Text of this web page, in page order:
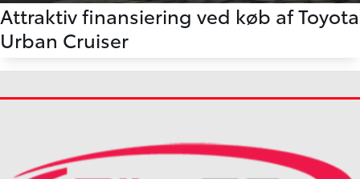
Attraktiv finansiering ved køb af Toyota
Urban Cruiser